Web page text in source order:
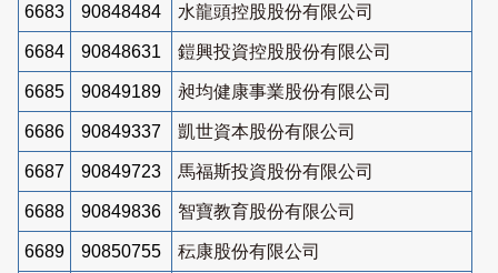
6683 90848484 水龍頭控股股份有限公司
6684 90848631 鎧興投資控股股份有限公司
6685 90849189 昶均健康事業股份有限公司
6686 90849337 凱世資本股份有限公司
6687 90849723 馬福斯投資股份有限公司
6688 90849836 智寶教育股份有限公司
6689 90850755 秐康股份有限公司